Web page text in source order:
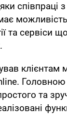
співпраці
та сервіси
клієнтам
та